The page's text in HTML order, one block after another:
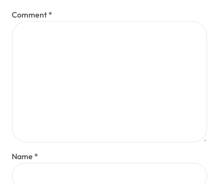
Comment *
Name *